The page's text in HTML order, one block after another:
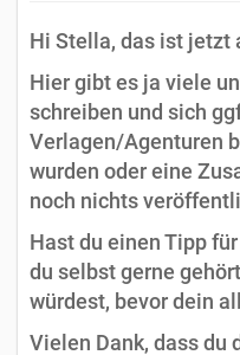
Hi Stella, das ist jetzt
Hier gibt es ja viele
schreiben und sich
Verlagen/Agenturen
wurden oder eine
noch nichts
Hast du einen Tipp
du selbst gerne
würdest, bevor dein
Vielen Dank, dass du